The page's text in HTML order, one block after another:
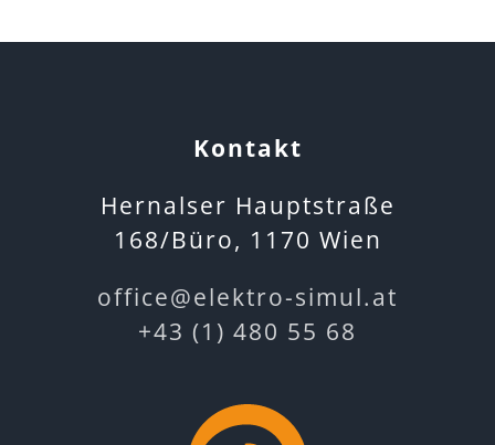
Kontakt
Hernalser Hauptstraße
168/Büro, 1170 Wien
office@elektro-simul.at
+43 (1) 480 55 68